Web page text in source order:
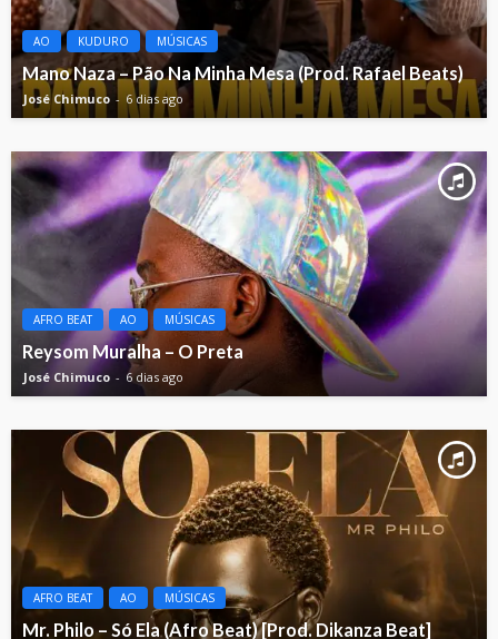
AO KUDURO MÚSICAS
Mano Naza – Pão Na Minha Mesa (Prod. Rafael Beats)
José Chimuco 6 dias ago
AFRO BEAT AO MÚSICAS
Reysom Muralha – O Preta
José Chimuco 6 dias ago
AFRO BEAT AO MÚSICAS
Mr. Philo – Só Ela (Afro Beat) [Prod. Dikanza Beat]